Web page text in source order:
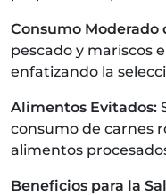
Consumo Moderado
pescado y mariscos
enfatizando la
Alimentos Evitados:
consumo de carnes
alimentos
Beneficios para la